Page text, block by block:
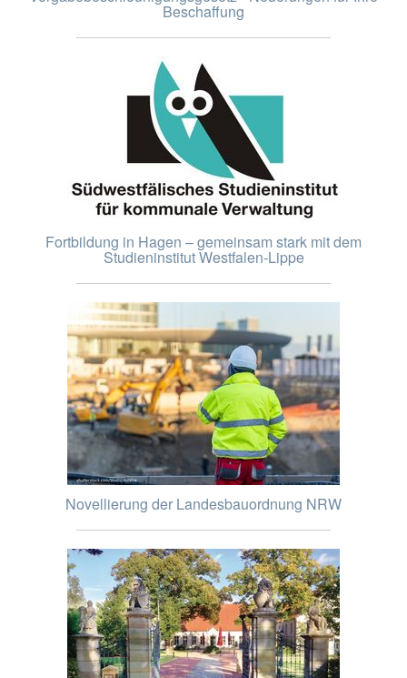
Beschaffung
Fortbildung in Hagen – gemeinsam stark mit dem
Studieninstitut Westfalen-Lippe
Novellierung der Landesbauordnung NRW